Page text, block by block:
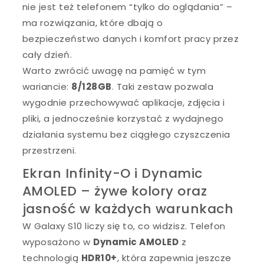
nie jest też telefonem “tylko do oglądania” –
ma rozwiązania, które dbają o
bezpieczeństwo danych i komfort pracy przez
cały dzień.
Warto zwrócić uwagę na pamięć w tym
wariancie: 8/128GB. Taki zestaw pozwala
wygodnie przechowywać aplikacje, zdjęcia i
pliki, a jednocześnie korzystać z wydajnego
działania systemu bez ciągłego czyszczenia
przestrzeni.
Ekran Infinity-O i Dynamic
AMOLED – żywe kolory oraz
jasność w każdych warunkach
W Galaxy S10 liczy się to, co widzisz. Telefon
wyposażono w Dynamic AMOLED z
technologią HDR10+, która zapewnia jeszcze